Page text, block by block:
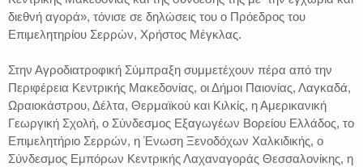
διεθνή αγορά», τόνισε σε δηλώσεις του ο Πρόεδρος του
Επιμελητηρίου Σερρών, Χρήστος Μέγκλας.
Στην Αγροδιατροφική Σύμπραξη συμμετέχουν πέρα από την
Περιφέρεια Κεντρικής Μακεδονίας, οι Δήμοι Παιονίας, Λαγκαδά,
Ωραιοκάστρου, Δέλτα, Θερμαϊκού και Κιλκίς, η Αμερικανική
Γεωργική Σχολή, ο Σύνδεσμος Εξαγωγέων Βορείου Ελλάδος, το
Επιμελητήριο Σερρών, η Ένωση Ξενοδόχων Χαλκιδικής, ο
Σύνδεσμος Εμπόρων Κεντρικής Λαχαναγοράς Θεσσαλονίκης, η